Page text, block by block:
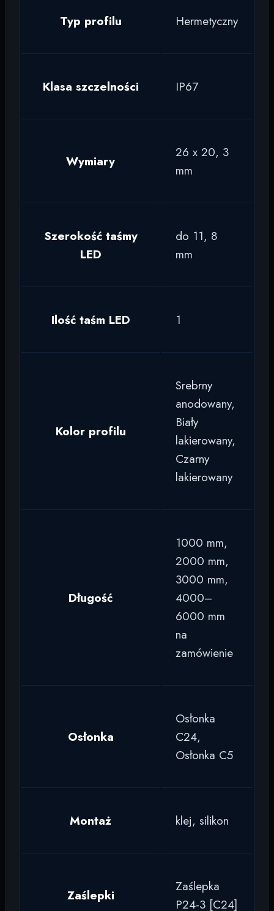
Typ profilu Hermetyczny
Klasa szczelności IP67
Wymiary
26 x 20, 3
mm
Szerokość taśmy
LED
do 11, 8
mm
Ilość taśm LED 1
Kolor profilu
Srebrny
anodowany,
Biały
lakierowany,
Czarny
lakierowany
Długość
1000 mm,
2000 mm,
3000 mm,
4000–
6000 mm
na
zamówienie
Osłonka
Osłonka
C24,
Osłonka C5
Montaż klej, silikon
Zaślepki
Zaślepka
P24-3 [C24]